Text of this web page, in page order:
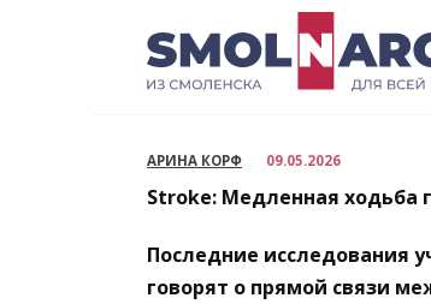
АРИНА КОРФ 09.05.2026
Stroke: Медленная ходьба
Последние исследования
говорят о прямой связи